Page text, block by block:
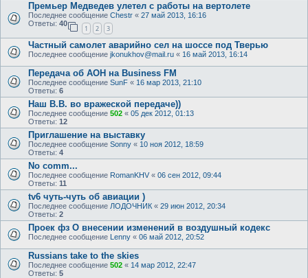
Премьер Медведев улетел с работы на вертолете
Последнее сообщение Chestr « 27 май 2013, 16:16
Ответы: 40
1 2 3
Частный самолет аварийно сел на шоссе под Тверью
Последнее сообщение jkonukhov@mail.ru « 16 май 2013, 16:14
Передача об АОН на Business FM
Последнее сообщение SunF « 16 мар 2013, 21:10
Ответы: 6
Наш В.В. во вражеской передаче))
Последнее сообщение 502 « 05 дек 2012, 01:13
Ответы: 12
Приглашение на выставку
Последнее сообщение Sonny « 10 ноя 2012, 18:59
Ответы: 4
No comm...
Последнее сообщение RomanKHV « 06 сен 2012, 09:44
Ответы: 11
tv6 чуть-чуть об авиации )
Последнее сообщение ЛОДОЧНИК « 29 июн 2012, 20:34
Ответы: 2
Проек фз О внесении изменений в воздушный кодекс
Последнее сообщение Lenny « 06 май 2012, 20:52
Russians take to the skies
Последнее сообщение 502 « 14 мар 2012, 22:47
Ответы: 5